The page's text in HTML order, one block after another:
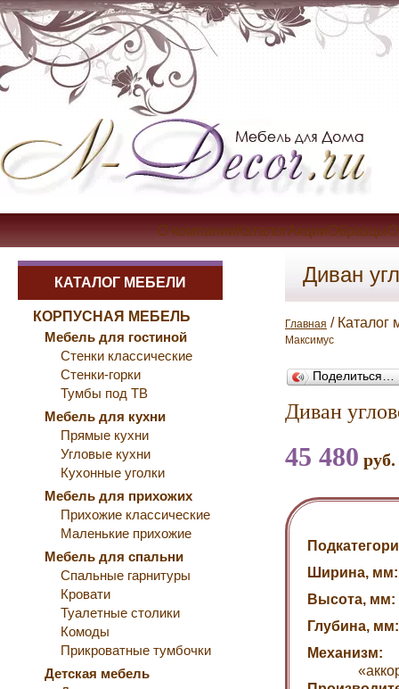
О
КАТАЛОГ МЕБЕЛИ
КОРПУСНАЯ МЕБЕЛЬ
Мебель для гостиной
Стенки классические
Стенки-горки
Тумбы под ТВ
Мебель для кухни
Прямые кухни
Угловые кухни
Кухонные уголки
Мебель для прихожих
Прихожие классические
Маленькие прихожие
Мебель для спальни
Спальные гарнитуры
Кровати
Туалетные столики
Комоды
Прикроватные тумбочки
Детская мебель
Диван
Главная / Каталог
Максимус
Поделиться…
Диван
45 480 руб.
Ширина, мм:
Высота, мм:
Глубина, мм:
Механизм: